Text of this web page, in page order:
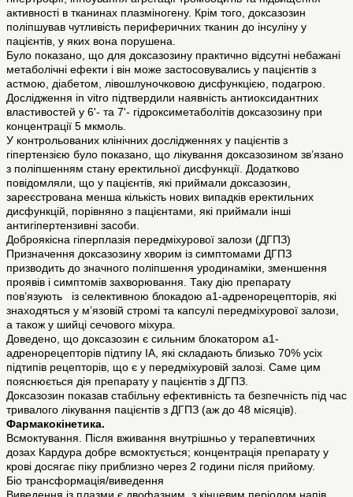
активності в тканинах плазміногену. Крім того, доксазозин
поліпшував чутливість периферичних тканин до інсуліну у
пацієнтів, у яких вона порушена.
Було показано, що для доксазозину практично відсутні небажані
метаболічні ефекти і він може застосовувались у пацієнтів з
астмою, діабетом, лівошлуночковою дисфункцією, подагрою.
Дослідження in vitro підтвердили наявність антиоксидантних
властивостей у 6'- та 7'- гідроксиметаболітів доксазозину при
концентрації 5 мкмоль.
У контрольованих клінічних дослідженнях у пацієнтів з
гіпертензією було показано, що лікування доксазозином зв’язано
з поліпшенням стану еректильної дисфункції. Додатково
повідомляли, що у пацієнтів, які приймали доксазозин,
зареєстрована менша кількість нових випадків еректильних
дисфункцій, порівняно з пацієнтами, які приймали інші
антигіпертензивні засоби.
Доброякісна гіперплазія передміхурової залози (ДГПЗ)
Призначення доксазозину хворим із симптомами ДГПЗ
призводить до значного поліпшення уродинаміки, зменшення
проявів і симптомів захворювання. Таку дію препарату
пов’язують із селективною блокадою a1-адренорецепторів, які
знаходяться у м’язовій стромі та капсулі передміхурової залози,
а також у шийці сечового міхура.
Доведено, що доксазозин є сильним блокатором a1-
адренорецепторів підтипу ІА, які складають близько 70% усіх
підтипів рецепторів, що є у передміхуровій залозі. Саме цим
пояснюється дія препарату у пацієнтів з ДГПЗ.
Доксазозин показав стабільну ефективність та безпечність під час
тривалого лікування пацієнтів з ДГПЗ (аж до 48 місяців).
Фармакокінетика.
Всмоктування. Після вживання внутрішньо у терапевтичних
дозах Кардура добре всмоктується; концентрація препарату у
крові досягає піку приблизно через 2 години після прийому.
Біо трансформація/виведення